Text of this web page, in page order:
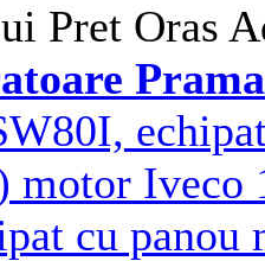
Pret Oras
motor Iveco
cu